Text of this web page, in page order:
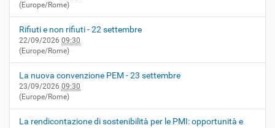
(Europe/Rome)
Rifiuti e non rifiuti - 22 settembre
22/09/2026 09:30
(Europe/Rome)
La nuova convenzione PEM - 23 settembre
23/09/2026 09:30
(Europe/Rome)
La rendicontazione di sostenibilità per le PMI: opportunità e